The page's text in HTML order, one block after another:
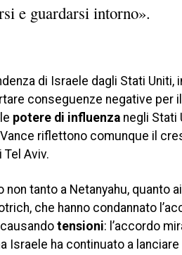
e guardarsi intorno».
di Israele dagli Stati Uniti,
conseguenze negative per
potere di influenzanegli Stati
riflettono comunque il
Aviv.
tanto a Netanyahu, quanto
che hanno condannato
tensioni: l’accordo
Israele ha continuato a